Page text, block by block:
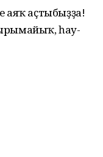
аяҡ аҫтыбыҙҙа!
һау-